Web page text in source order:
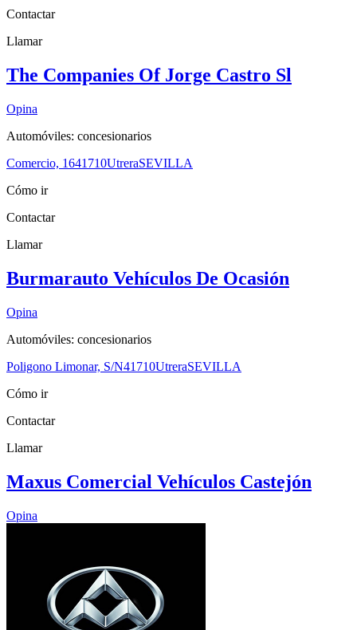
Contactar
Llamar
The Companies Of Jorge Castro Sl
Opina
Automóviles: concesionarios
Comercio, 1641710UtreraSEVILLA
Cómo ir
Contactar
Llamar
Burmarauto Vehículos De Ocasión
Opina
Automóviles: concesionarios
Poligono Limonar, S/N41710UtreraSEVILLA
Cómo ir
Contactar
Llamar
Maxus Comercial Vehículos Castejón
Opina